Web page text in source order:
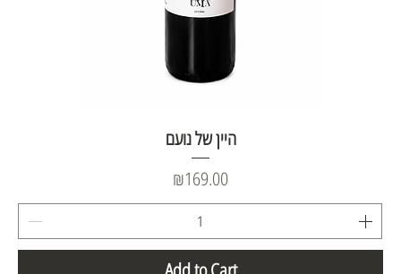
היין של נועם
Price
₪169.00